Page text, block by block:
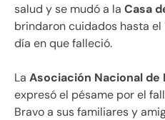
salud y se mudó a la Casa
brindaron cuidados hasta el
día en que falleció.
La Asociación Nacional
expresó el pésame por el
Bravo a sus familiares y